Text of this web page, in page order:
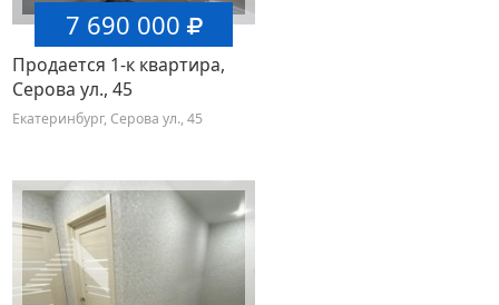
7 690 000
Продается 1-к квартира,
Серова ул., 45
Екатеринбург, Серова ул., 45